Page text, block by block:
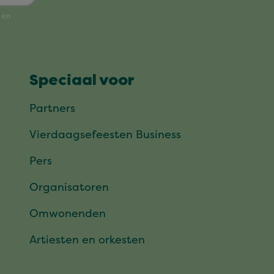
Speciaal voor
Partners
Vierdaagsefeesten Business
Pers
Organisatoren
Omwonenden
Artiesten en orkesten